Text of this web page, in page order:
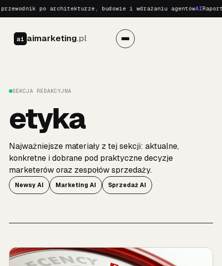
po architekturze, budowie i wdrażaniu agentówAIRaport
ai aimarketing.pl
SEKCJA REDAKCYJNA
etyka
Najważniejsze materiały z tej sekcji: aktualne,
konkretne i dobrane pod praktyczne decyzje
marketerów oraz zespołów sprzedaży.
Newsy AI Marketing AI Sprzedaż AI